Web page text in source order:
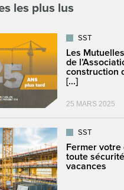
les plus lus
SST
Les
de
construction
[...]
25 MARS 2025
SST
Fermer
toute
vacances